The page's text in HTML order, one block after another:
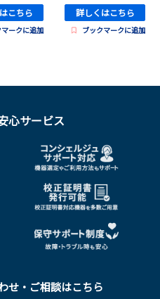
こちら
ークに追加
詳しくはこちら
ブックマークに追加
心サービス
せ・ご相談はこちら